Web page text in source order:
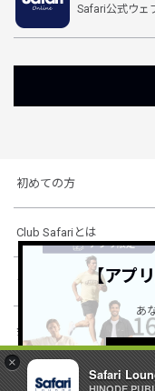
×
Safari
Safari公式ウェ
初めての方
Club Safariとは
ショッピングガイド
会社概要・規約
【アプ
あ